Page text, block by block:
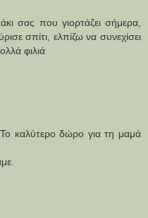
σας που γιορτάζει σήμερα,
σπίτι, ελπίζω να συνεχίσει
φιλιά
καλύτερο δώρο για τη μαμά